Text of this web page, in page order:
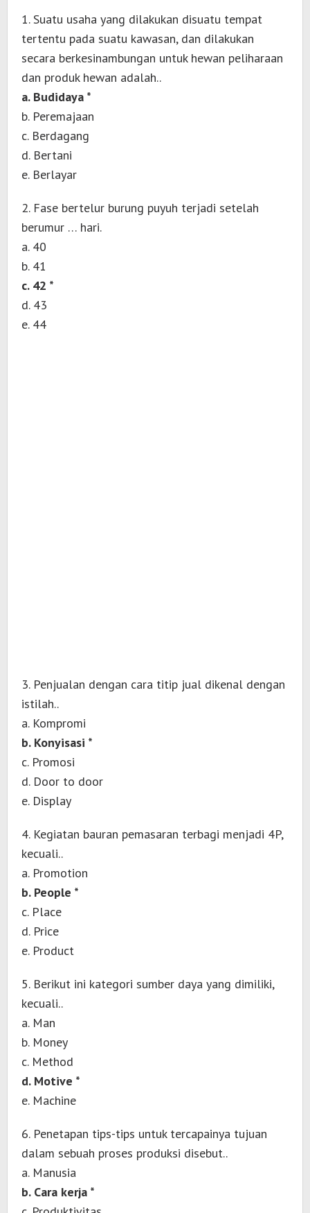
1. Suatu usaha yang dilakukan disuatu tempat
tertentu pada suatu kawasan, dan dilakukan
secara berkesinambungan untuk hewan peliharaan
dan produk hewan adalah..
a. Budidaya *
b. Peremajaan
c. Berdagang
d. Bertani
e. Berlayar
2. Fase bertelur burung puyuh terjadi setelah
berumur … hari.
a. 40
b. 41
c. 42 *
d. 43
e. 44
3. Penjualan dengan cara titip jual dikenal dengan
istilah..
a. Kompromi
b. Konyisasi *
c. Promosi
d. Door to door
e. Display
4. Kegiatan bauran pemasaran terbagi menjadi 4P,
kecuali..
a. Promotion
b. People *
c. Place
d. Price
e. Product
5. Berikut ini kategori sumber daya yang dimiliki,
kecuali..
a. Man
b. Money
c. Method
d. Motive *
e. Machine
6. Penetapan tips-tips untuk tercapainya tujuan
dalam sebuah proses produksi disebut..
a. Manusia
b. Cara kerja *